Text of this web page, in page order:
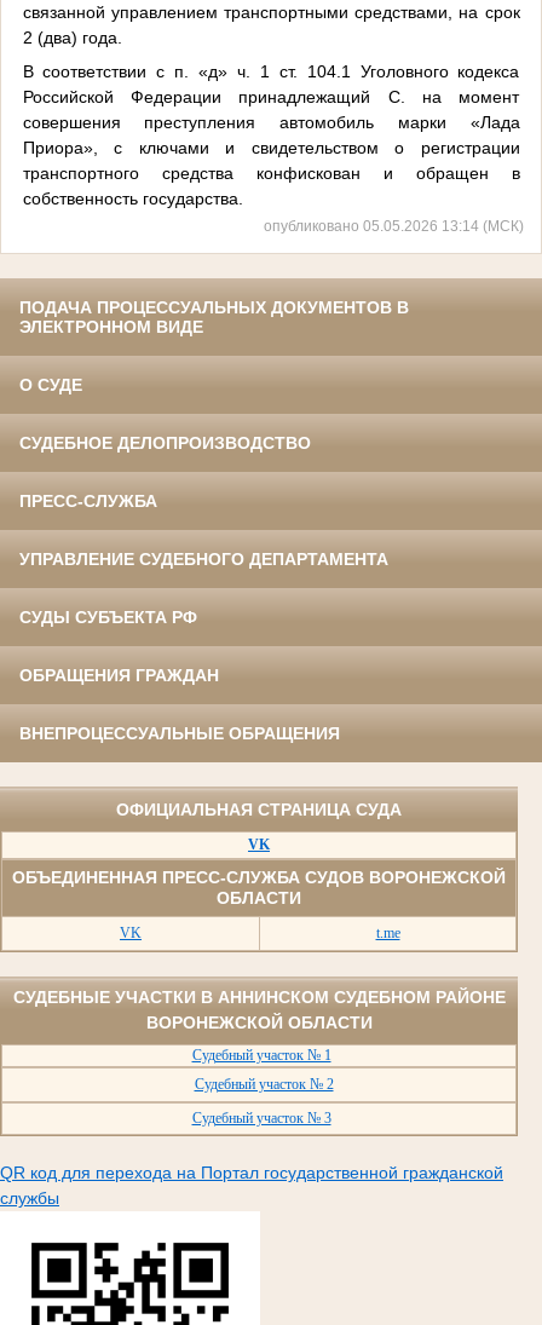
связанной управлением транспортными средствами, на срок
2 (два) года.
В соответствии с п. «д» ч. 1 ст. 104.1 Уголовного кодекса
Российской Федерации принадлежащий С. на момент
совершения преступления автомобиль марки «Лада
Приора», с ключами и свидетельством о регистрации
транспортного средства конфискован и обращен в
собственность государства.
опубликовано 05.05.2026 13:14 (МСК)
ПОДАЧА ПРОЦЕССУАЛЬНЫХ ДОКУМЕНТОВ В
ЭЛЕКТРОННОМ ВИДЕ
О СУДЕ
СУДЕБНОЕ ДЕЛОПРОИЗВОДСТВО
ПРЕСС-СЛУЖБА
УПРАВЛЕНИЕ СУДЕБНОГО ДЕПАРТАМЕНТА
СУДЫ СУБЪЕКТА РФ
ОБРАЩЕНИЯ ГРАЖДАН
ВНЕПРОЦЕССУАЛЬНЫЕ ОБРАЩЕНИЯ
ОФИЦИАЛЬНАЯ СТРАНИЦА СУДА
VK
ОБЪЕДИНЕННАЯ ПРЕСС-СЛУЖБА СУДОВ ВОРОНЕЖСКОЙ
ОБЛАСТИ
VK t.me
СУДЕБНЫЕ УЧАСТКИ В АННИНСКОМ СУДЕБНОМ РАЙОНЕ
ВОРОНЕЖСКОЙ ОБЛАСТИ
Судебный участок № 1
Судебный участок № 2
Судебный участок № 3
QR код для перехода на Портал государственной гражданской
службы